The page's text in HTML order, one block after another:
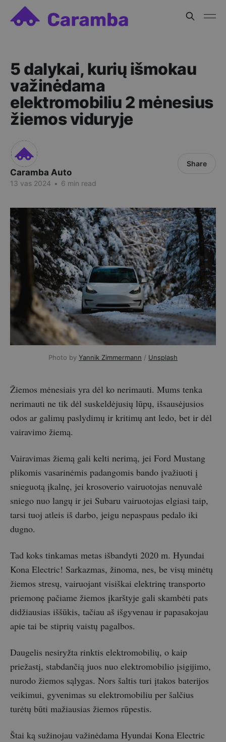
5 dalykai, kurių išmokau
važinėdama
elektromobiliu 2 mėnesius
žiemos viduryje
Caramba Auto
13 vas 2024 • 6 min read
Share
Photo by Yannik Zimmermann / Unsplash
Žiemos mėnesiais yra dėl ko nerimauti. Mums tenka
nerimauti ne tik dėl suskeldėjusių lūpų, išsausėjusios
odos ar galimų paslydimų ir kritimų ant ledo, bet ir dėl
vairavimo žiemą.
Vairavimas žiemą gali kelti nerimą, jei Ford Mustang
plikomis vasarinėmis padangomis bando įvažiuoti į
snieguotą įkalnę, jei krosoverio vairuotojas nenuvalė
sniego nuo langų ir jei Subaru vairuotojas elgiasi taip,
tarsi tuoj atleis iš darbo, jeigu nepaspaus pedalo iki
dugno.
Tad koks tinkamas metas išbandyti 2020 m. Hyundai
Kona Electric! Sarkazmas, žinoma, nes, be visų minėtų
žiemos stresų, vairuojant visiškai elektrinę transporto
priemonę pačiame žiemos įkarštyje gali skambėti pats
didžiausias iššūkis, tačiau aš išgyvenau ir papasakojau
apie tai be stiprių vaistų pagalbos.
Daugelis nesiryžta rinktis elektromobilių, o kaip
priežastį, stabdančią juos nuo elektromobilio įsigijimo,
nurodo žiemos sąlygas. Nors šaltis turi įtakos baterijos
veikimui, gyvenimas su elektromobiliu per šalčius
turėtų būti mažiausias žiemos rūpestis.
Štai ką sužinojau važinėdama Hyundai Kona Electric